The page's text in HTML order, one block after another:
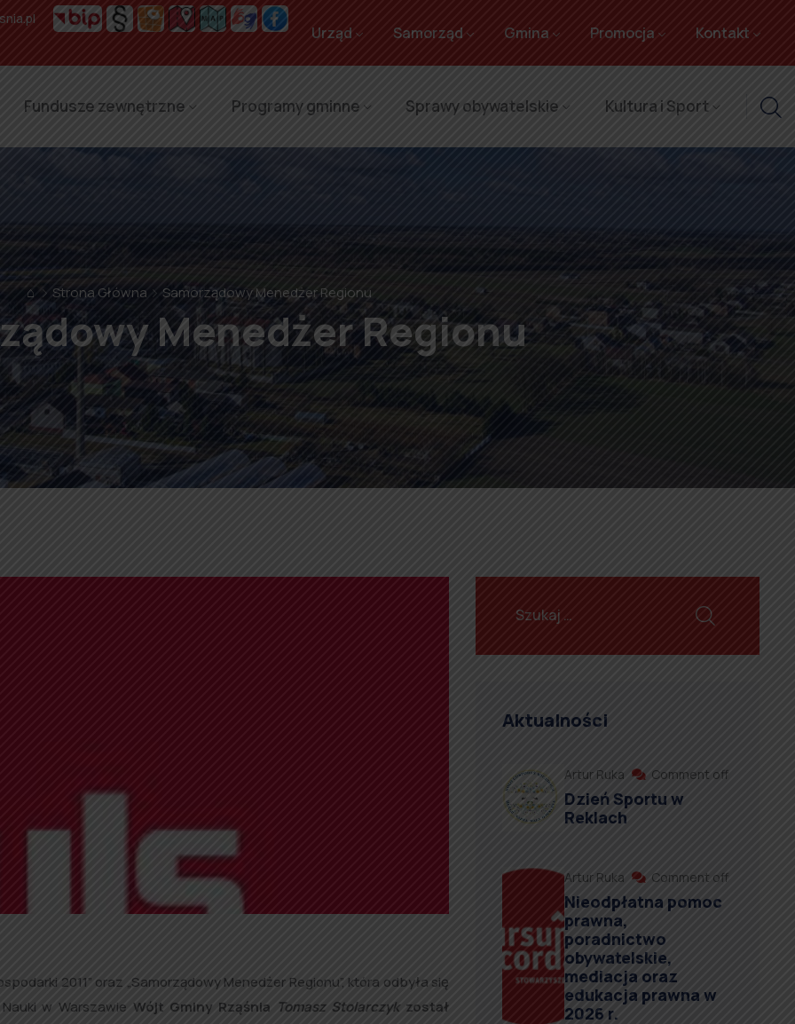
Urząd Samorząd Gmina Promocja Kontakt
Fundusze zewnętrzne Programy gminne Sprawy obywatelskie Kultura i Sport
⌂ Strona Główna Samorządowy Menedżer Regionu
Menedżer Regionu
2011” oraz „Samorządowy Menedżer Regionu”, która odbyła się
w Warszawie Wójt Gminy Rząśnia Tomasz Stolarczykzostał
Aktualności
Artur Ruka Comment off
Dzień Sportu w
Reklach
Artur Ruka Comment off
Nieodpłatna pomoc
prawna,
poradnictwo
obywatelskie,
mediacja oraz
edukacja prawna w
2026 r.